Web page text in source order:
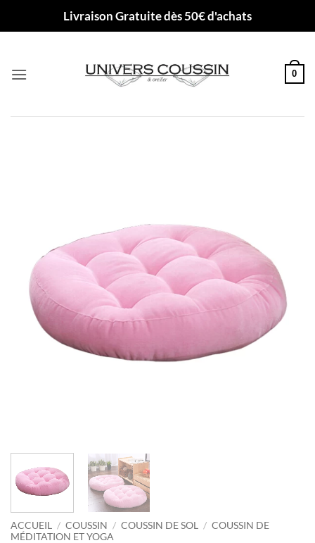
Livraison Gratuite dès 50€ d'achats
0
ACCUEIL / COUSSIN / COUSSIN DE SOL / COUSSIN DE
MÉDITATION ET YOGA